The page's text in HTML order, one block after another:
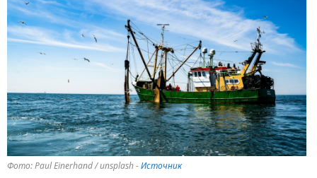
Фото: Paul Einerhand / unsplash -Источник